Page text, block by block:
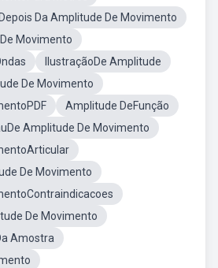
Da Amplitude De Movimento
Movimento
IlustraçãoDe Amplitude
De Movimento
Amplitude DeFunção
Amplitude De Movimento
De Movimento
De Movimento
Amostra